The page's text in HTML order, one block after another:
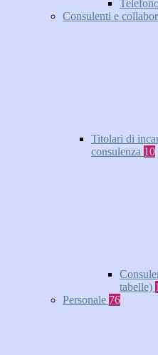
Consulenti e
Titolari di
consulenza 10
tabelle)
Personale 76